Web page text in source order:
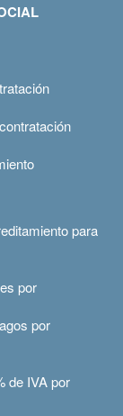
para
por
por
de IVA por